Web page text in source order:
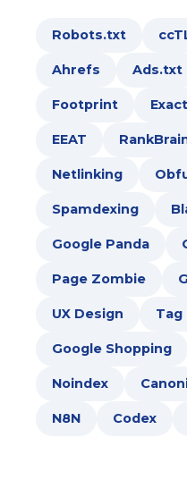
Robots.txt
Ahrefs Ads.txt
Footprint
EEAT
Netlinking
Spamdexing
Google Panda
Page Zombie
UX Design Tag
Google Shopping
Noindex
N8N Codex